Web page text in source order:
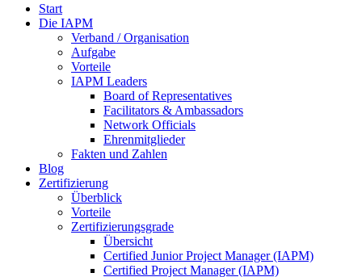
Start
Die IAPM
Verband / Organisation
Aufgabe
Vorteile
IAPM Leaders
Board of Representatives
Facilitators & Ambassadors
Network Officials
Ehrenmitglieder
Fakten und Zahlen
Blog
Zertifizierung
Überblick
Vorteile
Zertifizierungsgrade
Übersicht
Certified Junior Project Manager (IAPM)
Certified Project Manager (IAPM)